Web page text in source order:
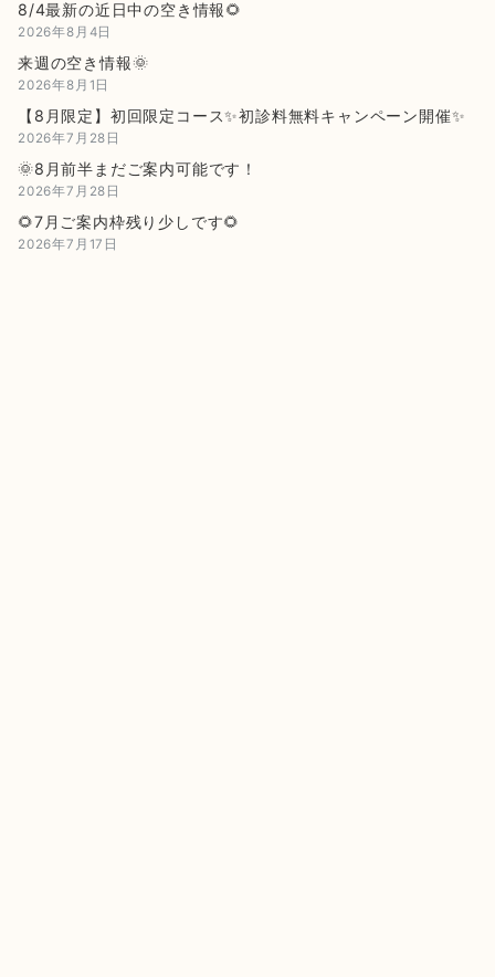
8/4最新の近日中の空き情報🌻
2026年8月4日
来週の空き情報🌞
2026年8月1日
【8月限定】初回限定コース✨初診料無料キャンペーン開催✨
2026年7月28日
🌞8月前半まだご案内可能です！
2026年7月28日
🌻7月ご案内枠残り少しです🌻
2026年7月17日